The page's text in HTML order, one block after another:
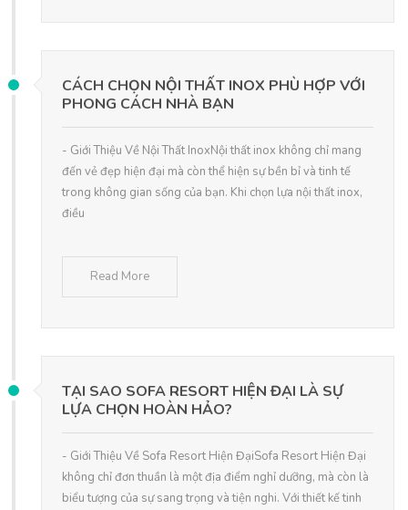
CÁCH CHỌN NỘI THẤT INOX PHÙ HỢP VỚI
PHONG CÁCH NHÀ BẠN
- Giới Thiệu Về Nội Thất InoxNội thất inox không chỉ mang
đến vẻ đẹp hiện đại mà còn thể hiện sự bền bỉ và tinh tế
trong không gian sống của bạn. Khi chọn lựa nội thất inox,
điều
Read More
TẠI SAO SOFA RESORT HIỆN ĐẠI LÀ SỰ
LỰA CHỌN HOÀN HẢO?
- Giới Thiệu Về Sofa Resort Hiện ĐạiSofa Resort Hiện Đại
không chỉ đơn thuần là một địa điểm nghỉ dưỡng, mà còn là
biểu tượng của sự sang trọng và tiện nghi. Với thiết kế tinh